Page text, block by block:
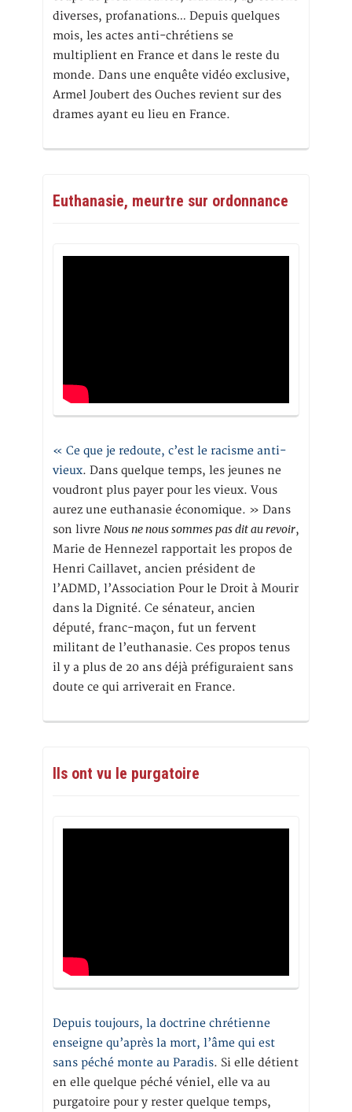
diverses, profanations… Depuis quelques
mois, les actes anti-chrétiens se
multiplient en France et dans le reste du
monde. Dans une enquête vidéo exclusive,
Armel Joubert des Ouches revient sur des
drames ayant eu lieu en France.
Euthanasie, meurtre sur ordonnance
« Ce que je redoute, c’est le racisme anti-
vieux. Dans quelque temps, les jeunes ne
voudront plus payer pour les vieux. Vous
aurez une euthanasie économique. » Dans
son livre Nous ne nous sommes pas dit au revoir,
Marie de Hennezel rapportait les propos de
Henri Caillavet, ancien président de
l’ADMD, l’Association Pour le Droit à Mourir
dans la Dignité. Ce sénateur, ancien
député, franc-maçon, fut un fervent
militant de l’euthanasie. Ces propos tenus
il y a plus de 20 ans déjà préfiguraient sans
doute ce qui arriverait en France.
Ils ont vu le purgatoire
Depuis toujours, la doctrine chrétienne
enseigne qu’après la mort, l’âme qui est
sans péché monte au Paradis. Si elle détient
en elle quelque péché véniel, elle va au
purgatoire pour y rester quelque temps,